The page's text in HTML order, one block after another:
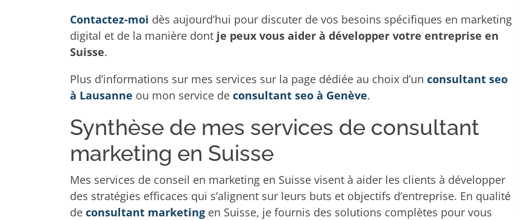
Contactez-moi dès aujourd’hui pour discuter de vos besoins spécifiques en marketing
digital et de la manière dont je peux vous aider à développer votre entreprise en
Suisse.
Plus d’informations sur mes services sur la page dédiée au choix d’un consultant seo
à Lausanne ou mon service de consultant seo à Genève.
Synthèse de mes services de consultant
marketing en Suisse
Mes services de conseil en marketing en Suisse visent à aider les clients à développer
des stratégies efficaces qui s’alignent sur leurs buts et objectifs d’entreprise. En qualité
de consultant marketingen Suisse, je fournis des solutions complètes pour vous